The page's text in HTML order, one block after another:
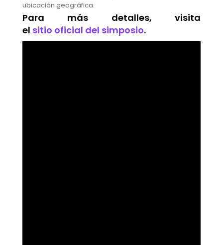
ubicación geográfica.
Para más detalles, visita
el sitio oficial del simposio.